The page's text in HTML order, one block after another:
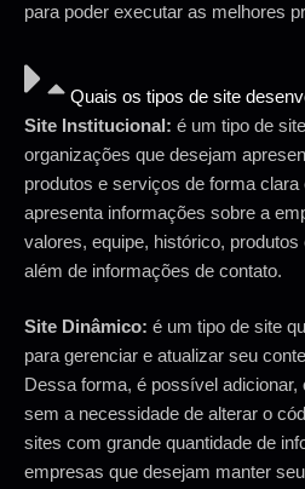
para poder executar as melhores
Quais os tipos de site
Site Institucional: é um tipo de
organizações que desejam
produtos e serviços de forma clara
apresenta informações sobre a
valores, equipe, histórico,
além de informações de contato.
Site Dinâmico: é um tipo de site
para gerenciar e atualizar seu
Dessa forma, é possível adicionar,
sem a necessidade de alterar o
sites com grande quantidade de
empresas que desejam manter